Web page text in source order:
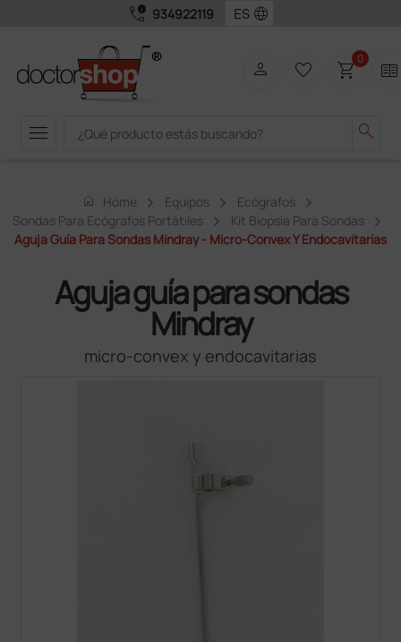
call_quality 934922119 language
menu search
person favorite_border shopping_cart0 two_pager
home Home Equipos
Ecógrafos
Sondas Para Ecógrafos Portátiles
Kit Biopsia Para Sondas
Aguja Guía Para Sondas Mindray - Micro-Convex Y Endocavitarias
Aguja guía para sondas
Mindray
micro-convex y endocavitarias